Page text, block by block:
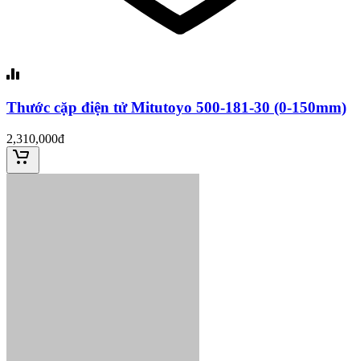
Thước cặp điện tử Mitutoyo 500-181-30 (0-150mm)
2,310,000đ